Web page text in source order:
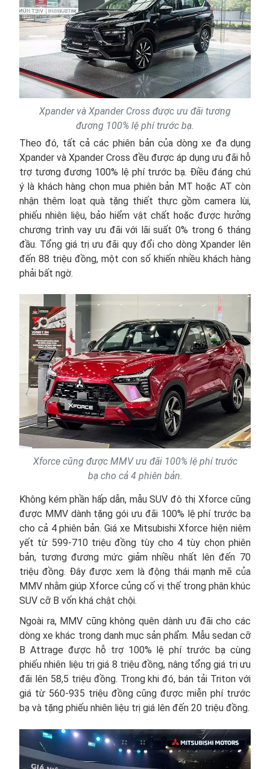
Xpander và Xpander Cross được ưu đãi tương
đương 100% lệ phí trước bạ.
Theo đó, tất cả các phiên bản của dòng xe đa dụng
Xpander và Xpander Cross đều được áp dụng ưu đãi hỗ
trợ tương đương 100% lệ phí trước bạ. Điều đáng chú
ý là khách hàng chọn mua phiên bản MT hoặc AT còn
nhận thêm loạt quà tặng thiết thực gồm camera lùi,
phiếu nhiên liệu, bảo hiểm vật chất hoặc được hưởng
chương trình vay ưu đãi với lãi suất 0% trong 6 tháng
đầu. Tổng giá trị ưu đãi quy đổi cho dòng Xpander lên
đến 88 triệu đồng, một con số khiến nhiều khách hàng
phải bất ngờ.
Xforce cũng được MMV ưu đãi 100% lệ phí trước
bạ cho cả 4 phiên bản.
Không kém phần hấp dẫn, mẫu SUV đô thị Xforce cũng
được MMV dành tặng gói ưu đãi 100% lệ phí trước bạ
cho cả 4 phiên bản. Giá xe Mitsubishi Xforce hiện niêm
yết từ 599-710 triệu đồng tùy cho 4 tùy chọn phiên
bản, tương đương mức giảm nhiều nhất lên đến 70
triệu đồng. Đây được xem là động thái mạnh mẽ của
MMV nhằm giúp Xforce củng cố vị thế trong phân khúc
SUV cỡ B vốn khá chật chội.
Ngoài ra, MMV cũng không quên dành ưu đãi cho các
dòng xe khác trong danh mục sản phẩm. Mẫu sedan cỡ
B Attrage được hỗ trợ 100% lệ phí trước bạ cùng
phiếu nhiên liệu trị giá 8 triệu đồng, nâng tổng giá trị ưu
đãi lên 58,5 triệu đồng. Trong khi đó, bán tải Triton với
giá từ 560-935 triệu đồng cũng được miễn phí trước
bạ và tặng phiếu nhiên liệu trị giá lên đến 20 triệu đồng.